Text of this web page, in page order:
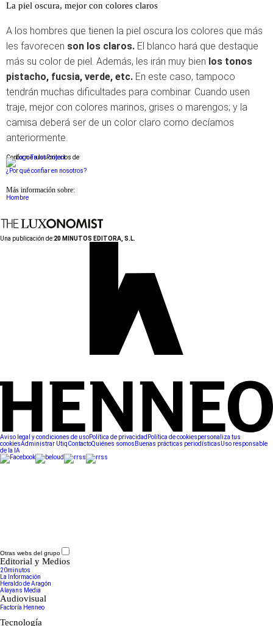
La piel oscura, mejor con colores claros
A los hombres que tienen la piel oscura los colores que más
les favorecen son los claros. El blanco hará que destaque
más su color de piel. Además, les irán muy bien los tonos
pistacho, fucsia, verde, etc. En este caso, tampoco
tendrán muchas dificultades para combinar. Cuando usen
traje, mejor con colores marinos, grises o marengos; y la
camisa deberá ser de un color claro como decíamos
anteriormente.
Conforme a los criterios de
¿Por qué confiar en nosotros?
Más información sobre:
Hombre
Una publicación de:20 MINUTOS EDITORA, S.L.
Aviso legal y condiciones de usoPolítica de privacidad Política de cookiespersonaliza tus
cookiesAdministrar UtiqContactoQuiénes somos Buenas prácticas periodísticasUso responsable
de la IA
Otras webs del grupo
Editorial y Medios
20minutos
La Información
Heraldo de Aragón
Alayans Media
Audiovisual
Factoría Henneo
Tecnología